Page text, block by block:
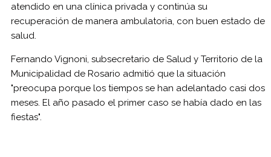
atendido en una clínica privada y continúa su
recuperación de manera ambulatoria, con buen estado de
salud.
Fernando Vignoni, subsecretario de Salud y Territorio de la
Municipalidad de Rosario admitió que la situación
"preocupa porque los tiempos se han adelantado casi dos
meses. El año pasado el primer caso se había dado en las
fiestas".